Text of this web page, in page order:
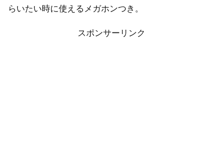
らいたい時に使えるメガホンつき。
スポンサーリンク